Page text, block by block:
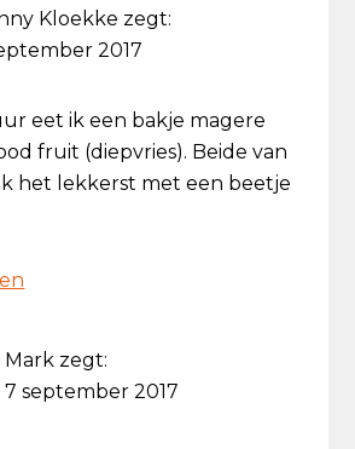
Kloekke zegt:
2017
eet ik een bakje magere
fruit (diepvries). Beide van
het lekkerst met een beetje
Mark zegt:
7 september 2017